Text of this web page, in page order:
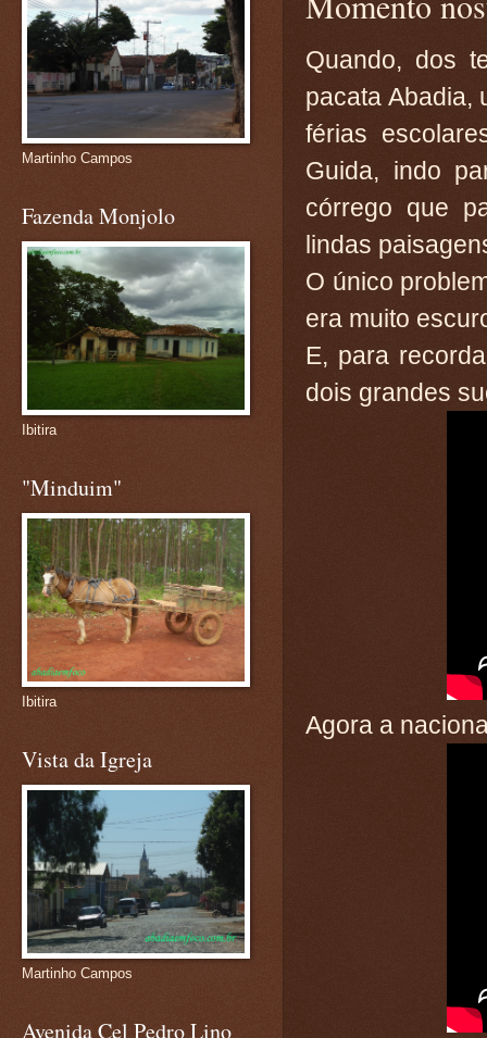
Quando, dos
pacata Abadia,
férias
Guida, indo
córrego que
lindas
O único
era muito
E, para
dois grandes
Agora a
Martinho Campos
Fazenda Monjolo
Ibitira
"Minduim"
Ibitira
Vista da Igreja
Martinho Campos
Avenida Cel Pedro Lino